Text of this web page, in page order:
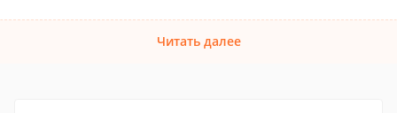
Читать далее